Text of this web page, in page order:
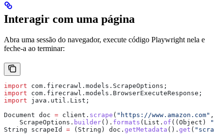
Interagir com uma página
Abra uma sessão do navegador, execute código Playwright nela e
feche-a ao terminar:
import com.firecrawl.models.ScrapeOptions;
import com.firecrawl.models.BrowserExecuteResponse;
import java.util.List;
Document doc = client . scrape ( "https://www.amazon.com" ,
    ScrapeOptions
. builder(). formats ( List . of ((Object)
String scrapeId = (String) doc . getMetadata (). get (